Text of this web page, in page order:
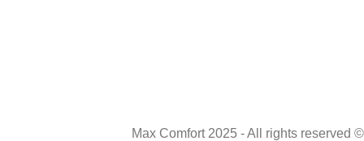
© Max Comfort 2025 - All rights reserved